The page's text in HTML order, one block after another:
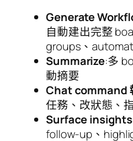
Generate
自動建出完整
groups、
Summarize:多
動摘要
Chat command
任務、改狀態、
Surface insights
follow-up、